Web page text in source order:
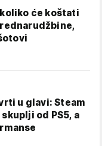
će koštati
u glavi: Steam
od PS5, a